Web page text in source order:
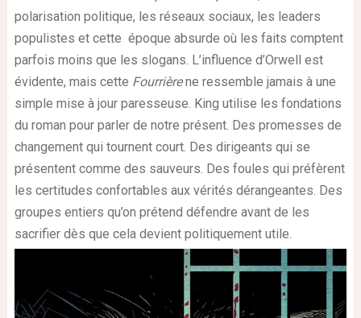
polarisation politique, les réseaux sociaux, les leaders
populistes et cette époque absurde où les faits comptent
parfois moins que les slogans. L’influence d’Orwell est
évidente, mais cette Fourrièrene ressemble jamais à une
simple mise à jour paresseuse. King utilise les fondations
du roman pour parler de notre présent. Des promesses de
changement qui tournent court. Des dirigeants qui se
présentent comme des sauveurs. Des foules qui préfèrent
les certitudes confortables aux vérités dérangeantes. Des
groupes entiers qu’on prétend défendre avant de les
sacrifier dès que cela devient politiquement utile.